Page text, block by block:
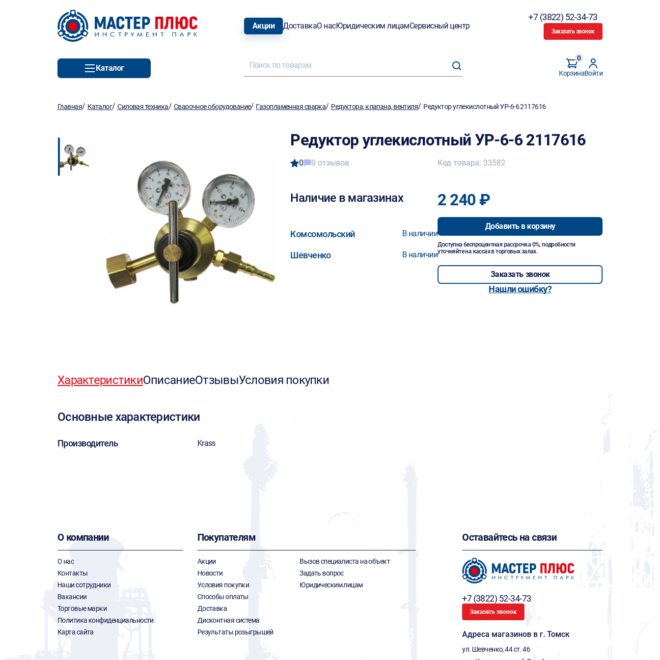
Акции ДоставкаО насЮридическим лицамСервисный центр
+7 (3822) 52-34-73
Заказать звонок
Каталог
Корзина
0
Войти
Главная/ Каталог/Силовая техника/ Сварочное оборудование/ Газопламенная сварка/ Редуктора, клапана, вентиля/ Редуктор углекислотный УР-6-6 2117616
Редуктор углекислотный УР-6-6 2117616
0 0 отзывов
Наличие в магазинах
Комсомольский В наличии
Шевченко В наличии
Код товара: 33582
2 240 ₽
Добавить в корзину
Доступна беспроцентная рассрочка 0%, подробности
уточняйте на кассах в торговых залах.
Заказать звонок
Нашли ошибку?
ХарактеристикиОписаниеОтзывыУсловия покупки
Основные характеристики
Производитель Krass
О компании
О нас
Контакты
Наши сотрудники
Вакансии
Торговые марки
Политика конфиденциальности
Карта сайта
Покупателям
Акции
Новости
Условия покупки
Способы оплаты
Доставка
Дисконтная система
Результаты розыгрышей
Вызов специалиста на объект
Задать вопрос
Юридическим лицам
Оставайтесь на связи
+7 (3822) 52-34-73
Заказать звонок
Адреса магазинов в г. Томск
ул. Шевченко, 44 ст. 46